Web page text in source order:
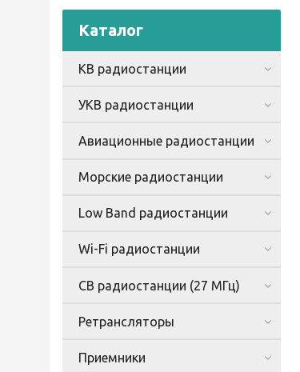
Каталог
КВ радиостанции
УКВ радиостанции
Авиационные радиостанции
Морские радиостанции
Low Band радиостанции
Wi-Fi радиостанции
CB радиостанции (27 МГц)
Ретрансляторы
Приемники